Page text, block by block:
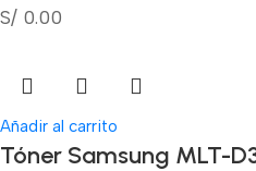
S/ 0.00
Añadir al carrito
Tóner Samsung MLT-